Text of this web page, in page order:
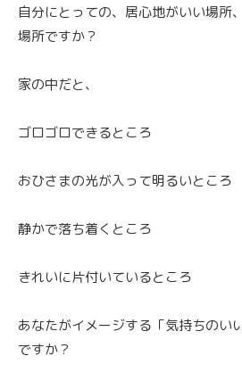
自分にとっての、居心地がいい場所
場所ですか？
家の中だと、
ゴロゴロできるところ
おひさまの光が入って明るいところ
静かで落ち着くところ
きれいに片付いているところ
あなたがイメージする「気持ちのい
ですか？